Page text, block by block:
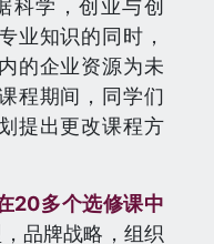
科学，创业与创
业知识的同时，
的企业资源为未
程期间，同学们
提出更改课程方
20多个选修课中
品牌战略，组织